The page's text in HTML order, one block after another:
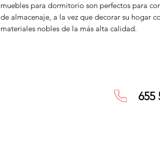
muebles para dormitorio son perfectos para
de almacenaje, a la vez que decorar su hogar
materiales nobles de la más alta calidad.
655